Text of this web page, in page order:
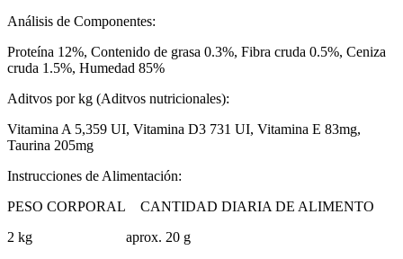
Análisis de Componentes:
Proteína 12%, Contenido de grasa 0.3%, Fibra cruda 0.5%, Ceniza
cruda 1.5%, Humedad 85%
Aditvos por kg (Aditvos nutricionales):
Vitamina A 5,359 UI, Vitamina D3 731 UI, Vitamina E 83mg,
Taurina 205mg
Instrucciones de Alimentación:
PESO CORPORAL CANTIDAD DIARIA DE ALIMENTO
2 kg aprox. 20 g